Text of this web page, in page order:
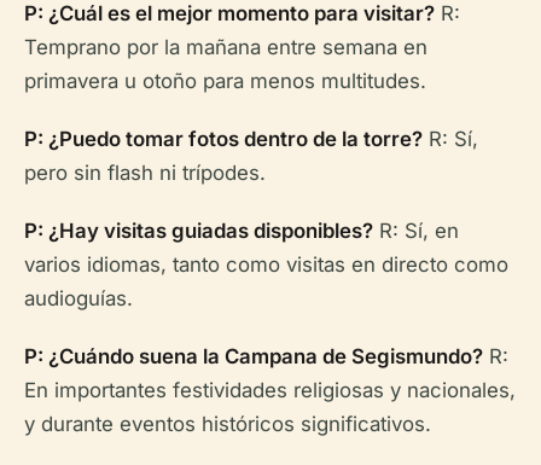
P: ¿Cuál es el mejor momento para visitar? R:
Temprano por la mañana entre semana en
primavera u otoño para menos multitudes.
P: ¿Puedo tomar fotos dentro de la torre? R: Sí,
pero sin flash ni trípodes.
P: ¿Hay visitas guiadas disponibles? R: Sí, en
varios idiomas, tanto como visitas en directo como
audioguías.
P: ¿Cuándo suena la Campana de Segismundo? R:
En importantes festividades religiosas y nacionales,
y durante eventos históricos significativos.